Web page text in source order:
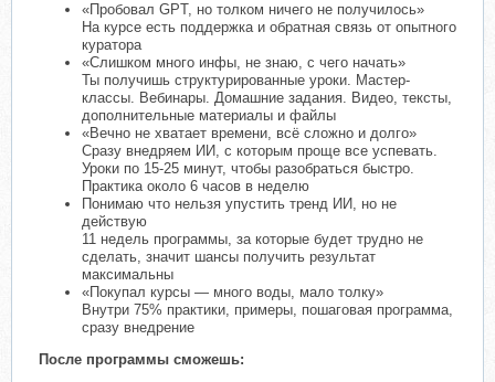
«Пробовал GPT, но толком ничего не получилось»
На курсе есть поддержка и обратная связь от опытного
куратора
«Слишком много инфы, не знаю, с чего начать»
Ты получишь структурированные уроки. Мастер-
классы. Вебинары. Домашние задания. Видео, тексты,
дополнительные материалы и файлы
«Вечно не хватает времени, всё сложно и долго»
Сразу внедряем ИИ, с которым проще все успевать.
Уроки по 15-25 минут, чтобы разобраться быстро.
Практика около 6 часов в неделю
Понимаю что нельзя упустить тренд ИИ, но не
действую
11 недель программы, за которые будет трудно не
сделать, значит шансы получить результат
максимальны
«Покупал курсы — много воды, мало толку»
Внутри 75% практики, примеры, пошаговая программа,
сразу внедрение
После программы сможешь: